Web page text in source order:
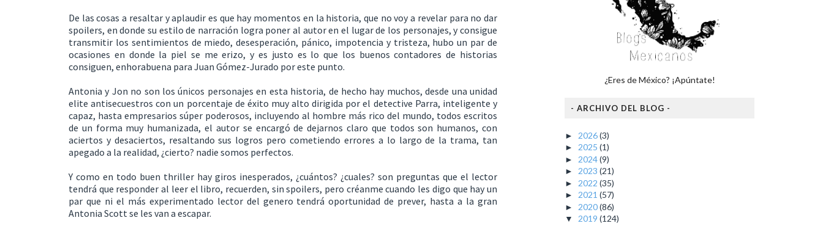
De las cosas a resaltar y aplaudir es que hay momentos en la historia, que no voy a revelar para no dar
spoilers, en donde su estilo de narración logra poner al autor en el lugar de los personajes, y consigue
transmitir los sentimientos de miedo, desesperación, pánico, impotencia y tristeza, hubo un par de
ocasiones en donde la piel se me erizo, y es justo es lo que los buenos contadores de historias
consiguen, enhorabuena para Juan Gómez-Jurado por este punto.
Antonia y Jon no son los únicos personajes en esta historia, de hecho hay muchos, desde una unidad
elite antisecuestros con un porcentaje de éxito muy alto dirigida por el detective Parra, inteligente y
capaz, hasta empresarios súper poderosos, incluyendo al hombre más rico del mundo, todos escritos
de un forma muy humanizada, el autor se encargó de dejarnos claro que todos son humanos, con
aciertos y desaciertos, resaltando sus logros pero cometiendo errores a lo largo de la trama, tan
apegado a la realidad, ¿cierto? nadie somos perfectos.
Y como en todo buen thriller hay giros inesperados, ¿cuántos? ¿cuales? son preguntas que el lector
tendrá que responder al leer el libro, recuerden, sin spoilers, pero créanme cuando les digo que hay un
par que ni el más experimentado lector del genero tendrá oportunidad de prever, hasta a la gran
Antonia Scott se les van a escapar.
¿Eres de México? ¡Apúntate!
- ARCHIVO DEL BLOG -
► 2026(3)
► 2025 (1)
► 2024(9)
► 2023 (21)
► 2022 (35)
► 2021 (57)
► 2020(86)
▼ 2019 (124)